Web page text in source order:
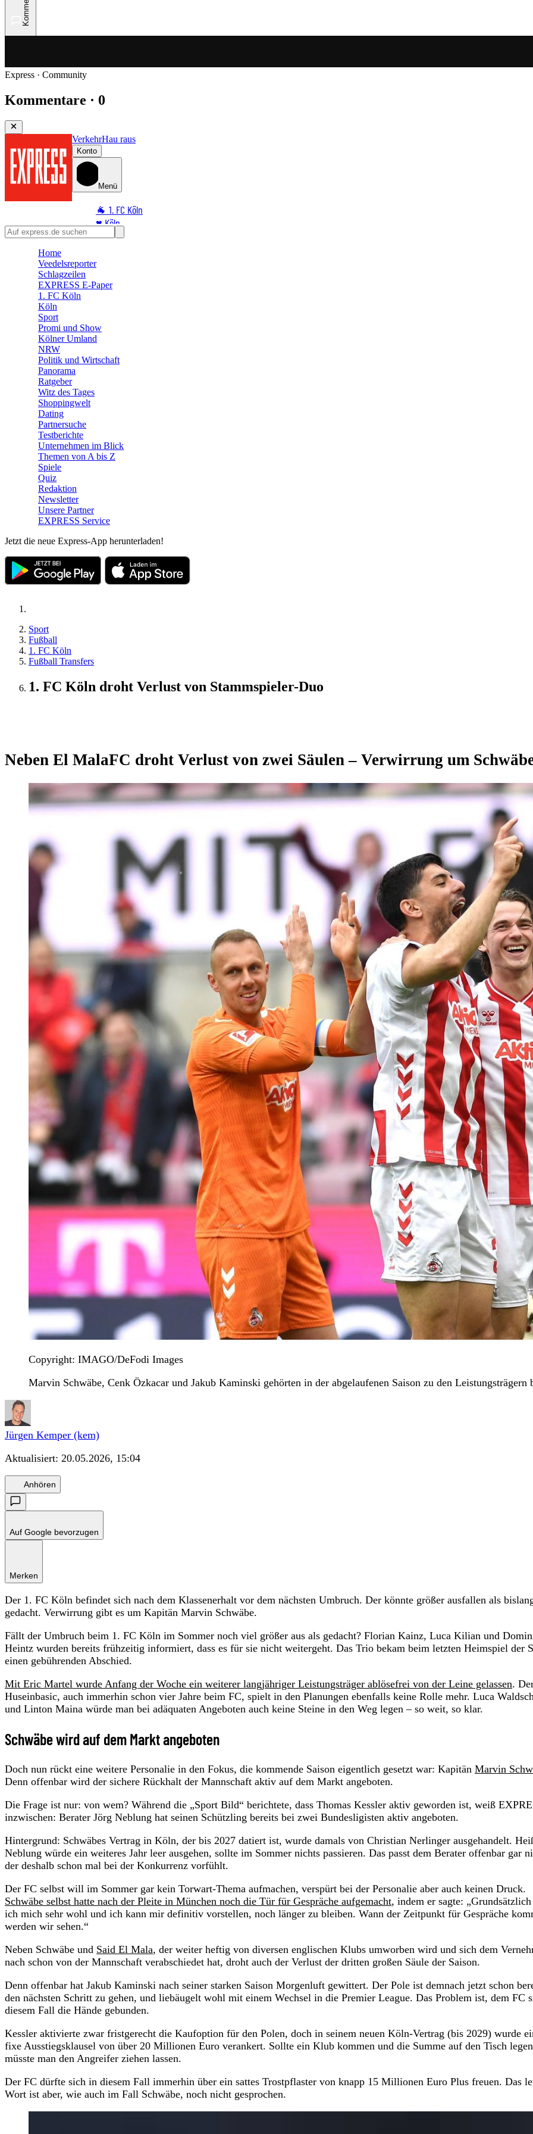
Express · Community
Kommentare · 0
VerkehrHau raus
Konto
Menü
🐐 1. FC Köln
♥️ Köln
⭐ Promi
🛒 Shoppingwelt
🧩 Spiele
Home
Veedelsreporter
Schlagzeilen
EXPRESS E-Paper
1. FC Köln
Köln
Sport
Promi und Show
Kölner Umland
NRW
Politik und Wirtschaft
Panorama
Ratgeber
Witz des Tages
Shoppingwelt
Dating
Partnersuche
Testberichte
Unternehmen im Blick
Themen von A bis Z
Spiele
Quiz
Redaktion
Newsletter
Unsere Partner
EXPRESS Service
Jetzt die neue Express-App herunterladen!
Sport
Fußball
1. FC Köln
Fußball Transfers
1. FC Köln droht Verlust von Stammspieler-Duo
Neben El MalaFC droht Verlust von zwei Säulen – Verwirrung um
Copyright: IMAGO/DeFodi Images
Marvin Schwäbe, Cenk Özkacar und Jakub Kaminski gehörten in der abgelaufenen Saison zu den
Jürgen Kemper (kem)
Aktualisiert: 20.05.2026, 15:04
Anhören
Auf Google bevorzugen
Merken
Der 1. FC Köln befindet sich nach dem Klassenerhalt vor dem nächsten Umbruch. Der könnte größer ausfallen als
gedacht. Verwirrung gibt es um Kapitän Marvin Schwäbe.
Fällt der Umbruch beim 1. FC Köln im Sommer noch viel größer aus als gedacht? Florian Kainz, Luca Kilian und
Heintz wurden bereits frühzeitig informiert, dass es für sie nicht weitergeht. Das Trio bekam beim letzten Heimspiel der
einen gebührenden Abschied.
Mit Eric Martel wurde Anfang der Woche ein weiterer langjähriger Leistungsträger ablösefrei von der Leine gelassen.
Huseinbasic, auch immerhin schon vier Jahre beim FC, spielt in den Planungen ebenfalls keine Rolle mehr. Luca
und Linton Maina würde man bei adäquaten Angeboten auch keine Steine in den Weg legen – so weit, so klar.
Schwäbe wird auf dem Markt angeboten
Doch nun rückt eine weitere Personalie in den Fokus, die kommende Saison eigentlich gesetzt war: Kapitän Marvin
Denn offenbar wird der sichere Rückhalt der Mannschaft aktiv auf dem Markt angeboten.
Die Frage ist nur: von wem? Während die „Sport Bild“ berichtete, dass Thomas Kessler aktiv geworden ist, weiß
inzwischen: Berater Jörg Neblung hat seinen Schützling bereits bei zwei Bundesligisten aktiv angeboten.
Hintergrund: Schwäbes Vertrag in Köln, der bis 2027 datiert ist, wurde damals von Christian Nerlinger ausgehandelt.
Neblung würde ein weiteres Jahr leer ausgehen, sollte im Sommer nichts passieren. Das passt dem Berater offenbar gar
der deshalb schon mal bei der Konkurrenz vorfühlt.
Der FC selbst will im Sommer gar kein Torwart-Thema aufmachen, verspürt bei der Personalie aber auch keinen Druck.
Schwäbe selbst hatte nach der Pleite in München noch die Tür für Gespräche aufgemacht, indem er sagte:
ich mich sehr wohl und ich kann mir definitiv vorstellen, noch länger zu bleiben. Wann der Zeitpunkt für Gespräche
werden wir sehen.“
Neben Schwäbe und Said El Mala, der weiter heftig von diversen englischen Klubs umworben wird und sich dem
nach schon von der Mannschaft verabschiedet hat, droht auch der Verlust der dritten großen Säule der Saison.
Denn offenbar hat Jakub Kaminski nach seiner starken Saison Morgenluft gewittert. Der Pole ist demnach jetzt schon
den nächsten Schritt zu gehen, und liebäugelt wohl mit einem Wechsel in die Premier League. Das Problem ist, dem FC
diesem Fall die Hände gebunden.
Kessler aktivierte zwar fristgerecht die Kaufoption für den Polen, doch in seinem neuen Köln-Vertrag (bis 2029) wurde
fixe Ausstiegsklausel von über 20 Millionen Euro verankert. Sollte ein Klub kommen und die Summe auf den Tisch
müsste man den Angreifer ziehen lassen.
Der FC dürfte sich in diesem Fall immerhin über ein sattes Trostpflaster von knapp 15 Millionen Euro Plus freuen. Das
Wort ist aber, wie auch im Fall Schwäbe, noch nicht gesprochen.